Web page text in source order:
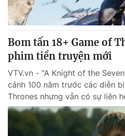
Bom tấn 18+ Game of
phim tiền truyện mới
VTV.vn - "A Knight of the
cảnh 100 năm trước các diễn
Thrones nhưng vẫn có sự liên